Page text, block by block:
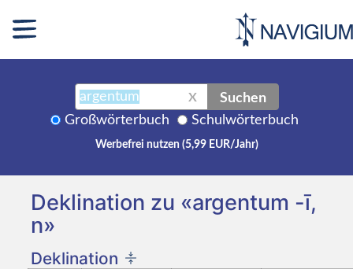
X Suchen
Großwörterbuch Schulwörterbuch
Werbefrei nutzen (5,99 EUR/Jahr)
Deklination zu «argentum -ī,
n»
Deklination